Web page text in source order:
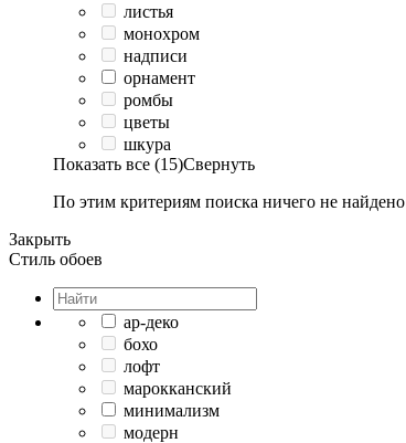
листья
монохром
надписи
орнамент
ромбы
цветы
шкура
Показать все (15)Свернуть
По этим критериям поиска ничего не найдено
Закрыть
Стиль обоев
ар-деко
бохо
лофт
марокканский
минимализм
модерн